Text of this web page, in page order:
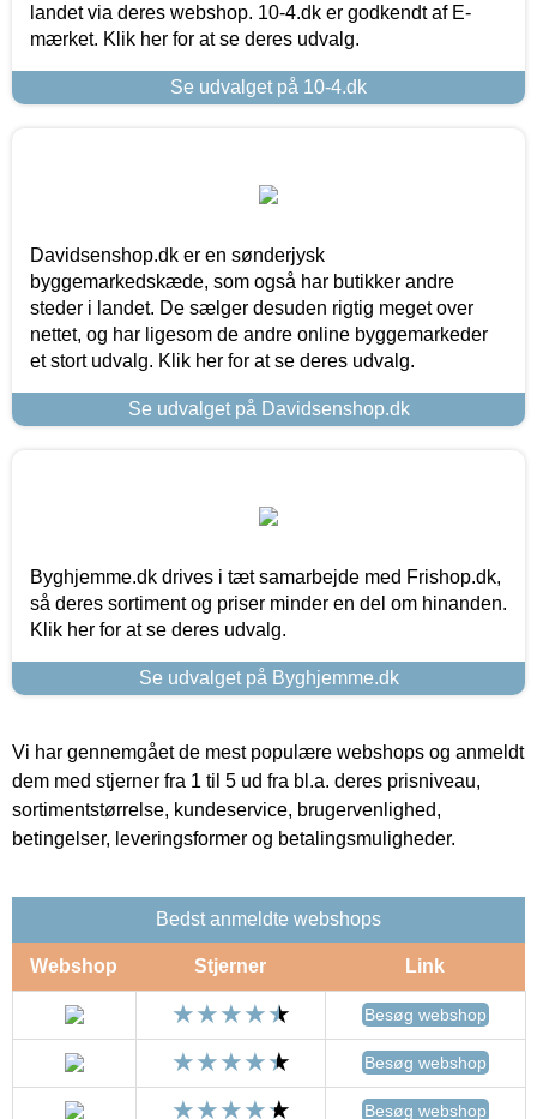
landet via deres webshop. 10-4.dk er godkendt af E-
mærket. Klik her for at se deres udvalg.
Se udvalget på 10-4.dk
Davidsenshop.dk er en sønderjysk
byggemarkedskæde, som også har butikker andre
steder i landet. De sælger desuden rigtig meget over
nettet, og har ligesom de andre online byggemarkeder
et stort udvalg. Klik her for at se deres udvalg.
Se udvalget på Davidsenshop.dk
Byghjemme.dk drives i tæt samarbejde med Frishop.dk,
så deres sortiment og priser minder en del om hinanden.
Klik her for at se deres udvalg.
Se udvalget på Byghjemme.dk
Vi har gennemgået de mest populære webshops og anmeldt
dem med stjerner fra 1 til 5 ud fra bl.a. deres prisniveau,
sortimentstørrelse, kundeservice, brugervenlighed,
betingelser, leveringsformer og betalingsmuligheder.
Bedst anmeldte webshops
Webshop Stjerner Link
Besøg webshop
Besøg webshop
Besøg webshop